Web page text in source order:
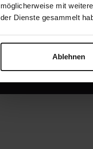
möglicherweise mit
der Dienste gesammelt
Ablehnen